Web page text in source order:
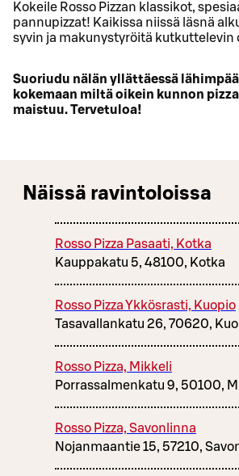
Kokeile Rosso Pizzan klassikot,
pannupizzat! Kaikissa niissä läsnä
syvin ja makunystyröitä kutkuttelevin
Suoriudu nälän yllättäessä
kokemaan miltä oikein kunnon
maistuu. Tervetuloa!
Näissä ravintoloissa
Rosso Pizza Pasaati, Kotka
Kauppakatu 5, 48100, Kotka
Rosso Pizza Ykkösrasti, Kuopio
Tasavallankatu 26, 70620,
Rosso Pizza, Mikkeli
Porrassalmenkatu 9, 50100,
Rosso Pizza, Savonlinna
Nojanmaantie 15, 57210,